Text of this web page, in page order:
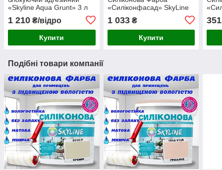
«Skyline Aqua Grunt» 3 л
поверхонь)
1 210 ₴/відро
Купити
«Силіконфасад» SkyLine
1010-R80B Суремонт 3л
1 033₴
Купити
351
Подібні товари компанії